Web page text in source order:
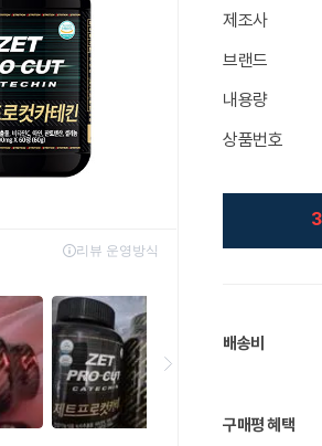
제조사
브랜드
내용량
상품번호
배송비
구매평 혜택